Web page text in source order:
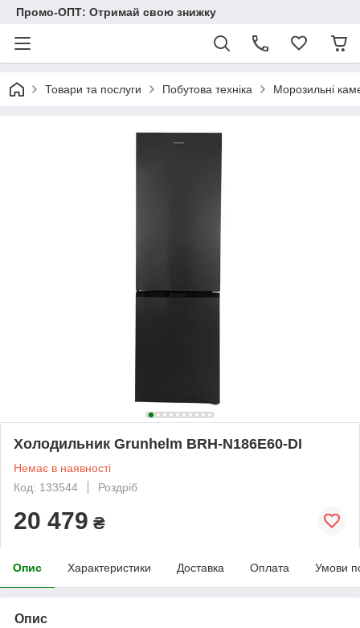
Промо-ОПТ: Отримай свою знижку
Товари та послуги Побутова техніка Морозильні
Холодильник Grunhelm BRH-N186E60-DI
Немає в наявності
Код: 133544
Роздріб
20 479 ₴
Опис Характеристики Доставка Оплата Умови
Опис